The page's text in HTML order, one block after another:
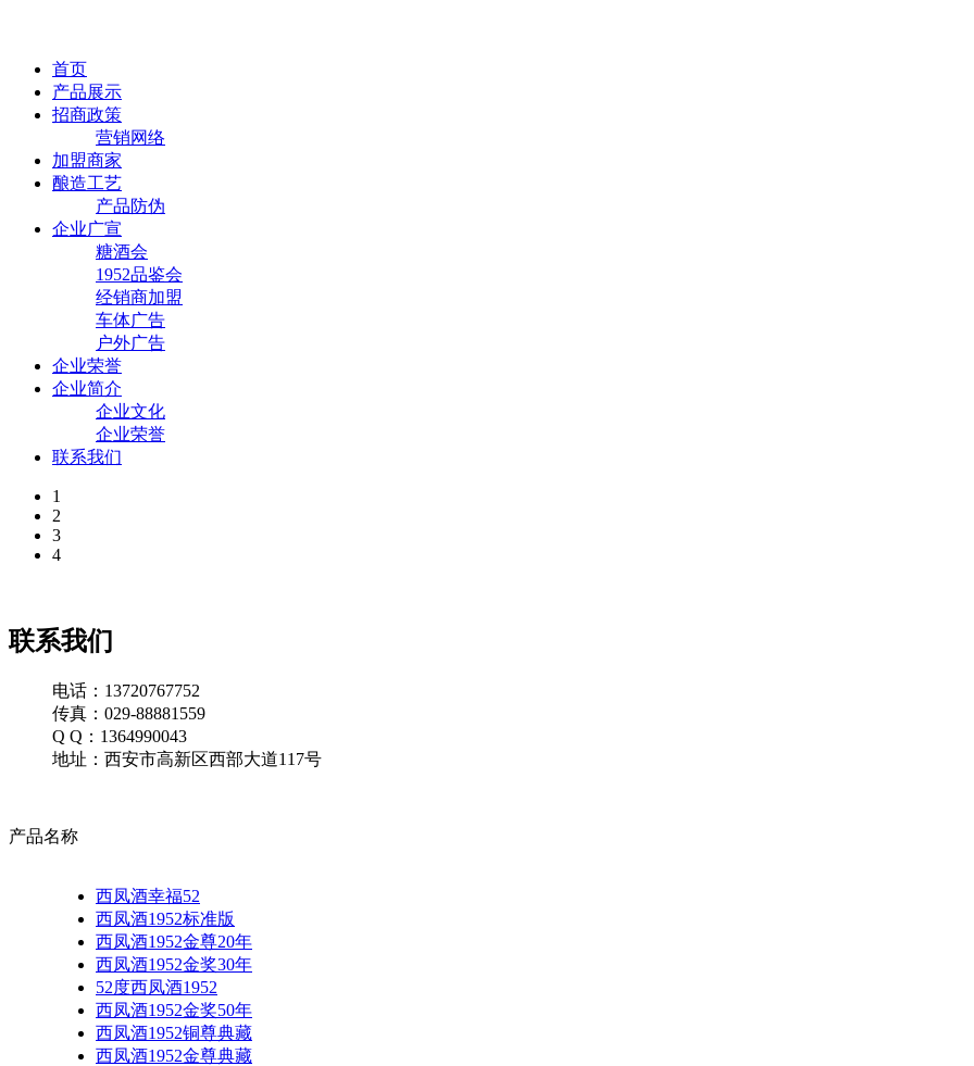
首页
产品展示
招商政策
营销网络
加盟商家
酿造工艺
产品防伪
企业广宣
糖酒会
1952品鉴会
经销商加盟
车体广告
户外广告
企业荣誉
企业简介
企业文化
企业荣誉
联系我们
1
2
3
4
联系我们
电话：13720767752
传真：029-88881559
Q Q：1364990043
地址：西安市高新区西部大道117号
产品名称
西凤酒幸福52
西凤酒1952标准版
西凤酒1952金尊20年
西凤酒1952金奖30年
52度西凤酒1952
西凤酒1952金奖50年
西凤酒1952铜尊典藏
西凤酒1952金尊典藏